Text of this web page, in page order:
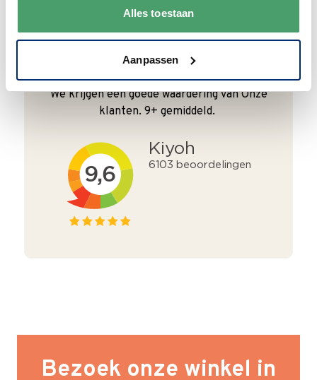
Alles toestaan
Aanpassen
Goede waardering
We krijgen een goede waardering van Onze
klanten. 9+ gemiddeld.
Bezoek onze winkel in